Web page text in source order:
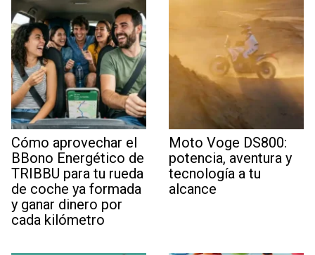
Cómo aprovechar el
BBono Energético de
TRIBBU para tu rueda
de coche ya formada
y ganar dinero por
cada kilómetro
Moto Voge DS800:
potencia, aventura y
tecnología a tu
alcance